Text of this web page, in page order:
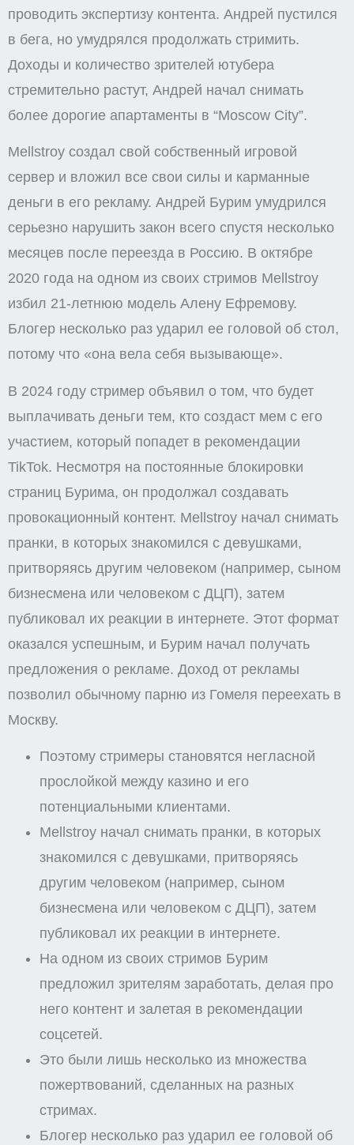
проводить экспертизу контента. Андрей пустился
в бега, но умудрялся продолжать стримить.
Доходы и количество зрителей ютубера
стремительно растут, Андрей начал снимать
более дорогие апартаменты в “Moscow City”.
Mellstroy создал свой собственный игровой
сервер и вложил все свои силы и карманные
деньги в его рекламу. Андрей Бурим умудрился
серьезно нарушить закон всего спустя несколько
месяцев после переезда в Россию. В октябре
2020 года на одном из своих стримов Mellstroy
избил 21-летнюю модель Алену Ефремову.
Блогер несколько раз ударил ее головой об стол,
потому что «она вела себя вызывающе».
В 2024 году стример объявил о том, что будет
выплачивать деньги тем, кто создаст мем с его
участием, который попадет в рекомендации
TikTok. Несмотря на постоянные блокировки
страниц Бурима, он продолжал создавать
провокационный контент. Mellstroy начал снимать
пранки, в которых знакомился с девушками,
притворяясь другим человеком (например, сыном
бизнесмена или человеком с ДЦП), затем
публиковал их реакции в интернете. Этот формат
оказался успешным, и Бурим начал получать
предложения о рекламе. Доход от рекламы
позволил обычному парню из Гомеля переехать в
Москву.
Поэтому стримеры становятся негласной
прослойкой между казино и его
потенциальными клиентами.
Mellstroy начал снимать пранки, в которых
знакомился с девушками, притворяясь
другим человеком (например, сыном
бизнесмена или человеком с ДЦП), затем
публиковал их реакции в интернете.
На одном из своих стримов Бурим
предложил зрителям заработать, делая про
него контент и залетая в рекомендации
соцсетей.
Это были лишь несколько из множества
пожертвований, сделанных на разных
стримах.
Блогер несколько раз ударил ее головой об